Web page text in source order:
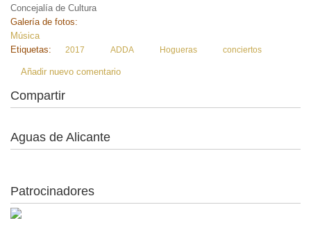
Concejalía de Cultura
Galería de fotos:
Música
Etiquetas:
2017 ADDA Hogueras conciertos
Añadir nuevo comentario
Compartir
Aguas de Alicante
Patrocinadores